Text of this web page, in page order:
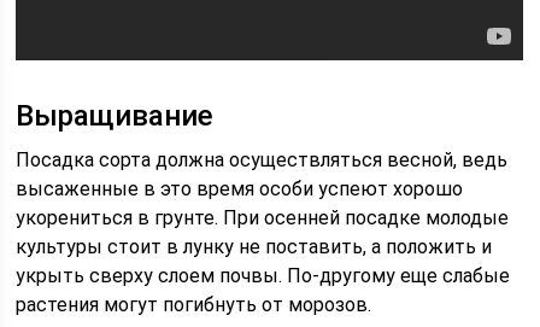
Выращивание
Посадка сорта должна осуществляться весной, ведь
высаженные в это время особи успеют хорошо
укорениться в грунте. При осенней посадке молодые
культуры стоит в лунку не поставить, а положить и
укрыть сверху слоем почвы. По-другому еще слабые
растения могут погибнуть от морозов.